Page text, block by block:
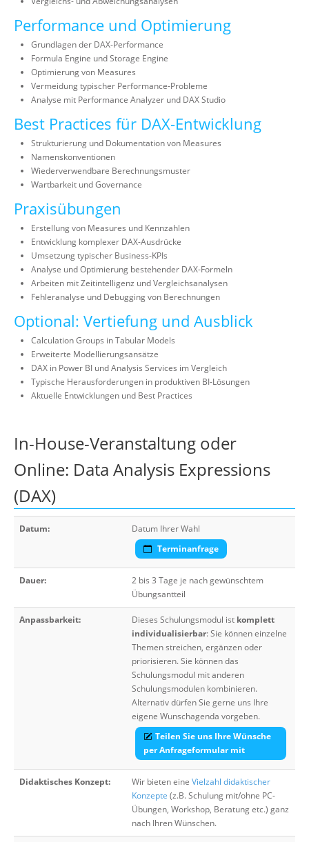
Performance und Optimierung
Grundlagen der DAX-Performance
Formula Engine und Storage Engine
Optimierung von Measures
Vermeidung typischer Performance-Probleme
Analyse mit Performance Analyzer und DAX Studio
Best Practices für DAX-Entwicklung
Strukturierung und Dokumentation von Measures
Namenskonventionen
Wiederverwendbare Berechnungsmuster
Wartbarkeit und Governance
Praxisübungen
Erstellung von Measures und Kennzahlen
Entwicklung komplexer DAX-Ausdrücke
Umsetzung typischer Business-KPIs
Analyse und Optimierung bestehender DAX-Formeln
Arbeiten mit Zeitintelligenz und Vergleichsanalysen
Fehleranalyse und Debugging von Berechnungen
Optional: Vertiefung und Ausblick
Calculation Groups in Tabular Models
Erweiterte Modellierungsansätze
DAX in Power BI und Analysis Services im Vergleich
Typische Herausforderungen in produktiven BI-Lösungen
Aktuelle Entwicklungen und Best Practices
In-House-Veranstaltung oder
Online: Data Analysis Expressions
(DAX)
Datum:
Datum Ihrer Wahl
Terminanfrage
Dauer:
2 bis 3 Tage je nach gewünschtem
Übungsantteil
Anpassbarkeit: Dieses Schulungsmodul ist komplett
individualisierbar: Sie können einzelne
Themen streichen, ergänzen oder
priorisieren. Sie können das
Schulungsmodul mit anderen
Schulungsmodulen kombinieren.
Alternativ dürfen Sie gerne uns Ihre
eigene Wunschagenda vorgeben.
Teilen Sie uns Ihre Wünsche
per Anfrageformular mit
Didaktisches Konzept: Wir bieten eine Vielzahl didaktischer
Konzepte (z.B. Schulung mit/ohne PC-
Übungen, Workshop, Beratung etc.) ganz
nach Ihren Wünschen.